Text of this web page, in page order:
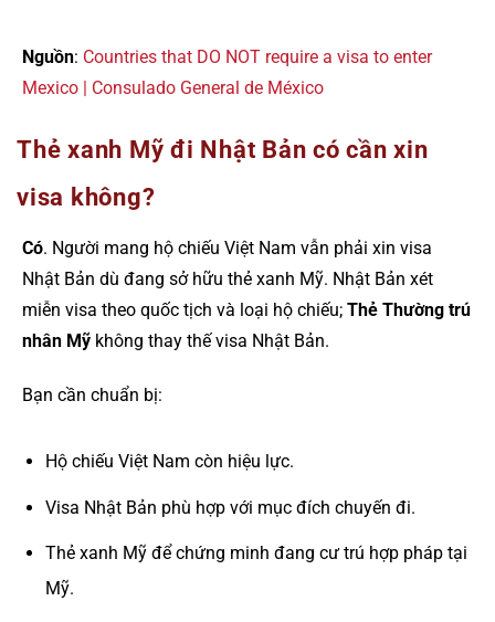
Nguồn: Countries that DO NOT require a visa to enter
Mexico | Consulado General de México
Thẻ xanh Mỹ đi Nhật Bản có cần xin
visa không?
Có. Người mang hộ chiếu Việt Nam vẫn phải xin visa
Nhật Bản dù đang sở hữu thẻ xanh Mỹ. Nhật Bản xét
miễn visa theo quốc tịch và loại hộ chiếu; Thẻ Thường trú
nhân Mỹ không thay thế visa Nhật Bản.
Bạn cần chuẩn bị:
Hộ chiếu Việt Nam còn hiệu lực.
Visa Nhật Bản phù hợp với mục đích chuyến đi.
Thẻ xanh Mỹ để chứng minh đang cư trú hợp pháp tại
Mỹ.